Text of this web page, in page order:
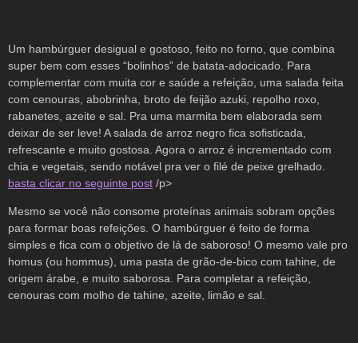
Um hambúrguer desigual e gostoso, feito no forno, que combina
super bem com esses “bolinhos” de batata-adocicado. Para
complementar com muita cor e saúde a refeição, uma salada feita
com cenouras, abobrinha, broto de feijão azuki, repolho roxo,
rabanetes, azeite e sal. Pra uma marmita bem elaborada sem
deixar de ser leve! A salada de arroz negro fica sofisticada,
refrescante e muito gostosa. Agora o arroz é incrementado com
chia e vegetais, sendo notável pra ver o filé de peixe grelhado.
basta clicar no seguinte post /p>
Mesmo se você não consome proteínas animais sobram opções
para formar boas refeições. O hambúrguer é feito de forma
simples e fica com o objetivo de lá de saboroso! O mesmo vale pro
homus (ou hommus), uma pasta de grão-de-bico com tahine, de
origem árabe, e muito saborosa. Para completar a refeição,
cenouras com molho de tahine, azeite, limão e sal.